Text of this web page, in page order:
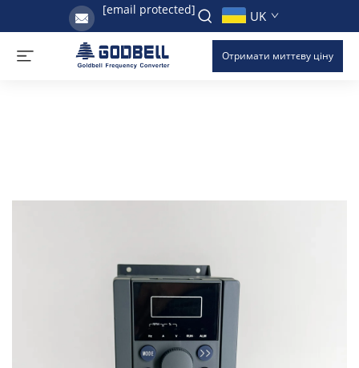
[email protected] UK
Отримати миттєву ціну